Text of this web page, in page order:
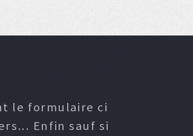
le formulaire ci
Enfin sauf si